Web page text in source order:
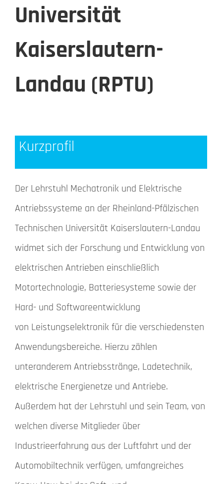
Universität
Kaiserslautern-
Landau (RPTU)
Kurzprofil
Der Lehrstuhl Mechatronik und Elektrische
Antriebssysteme an der Rheinland-Pfälzischen
Technischen Universität Kaiserslautern-Landau
widmet sich der Forschung und Entwicklung von
elektrischen Antrieben einschließlich
Motortechnologie, Batteriesysteme sowie der
Hard- und Softwareentwicklung
von Leistungselektronik für die verschiedensten
Anwendungsbereiche. Hierzu zählen
unteranderem Antriebsstränge, Ladetechnik,
elektrische Energienetze und Antriebe.
Außerdem hat der Lehrstuhl und sein Team, von
welchen diverse Mitglieder über
Industrieerfahrung aus der Luftfahrt und der
Automobiltechnik verfügen, umfangreiches